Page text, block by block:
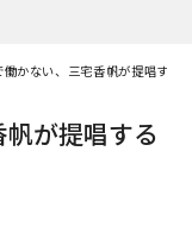
働かない、三宅香帆が提唱する
が提唱する